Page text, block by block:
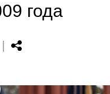
года